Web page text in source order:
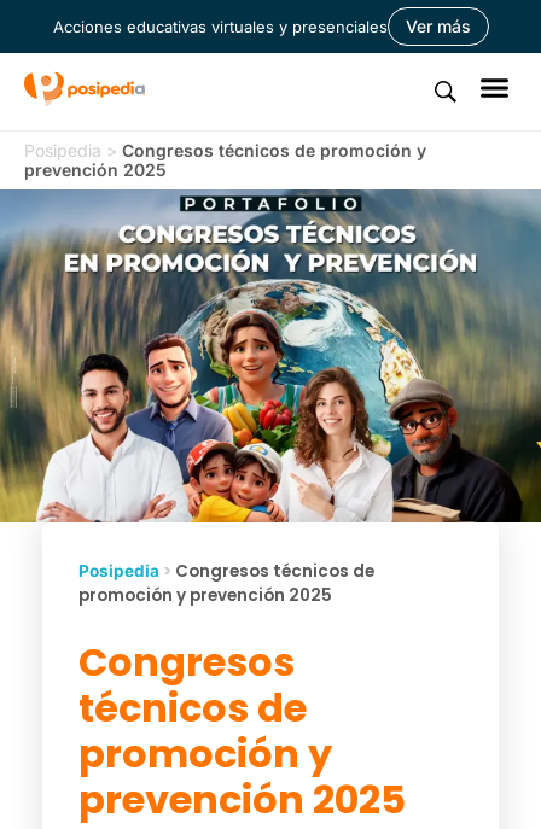
Acciones educativas virtuales y presenciales Ver más
Posipedia > Congresos técnicos de promoción y
prevención 2025
Posipedia > Congresos técnicos de
promoción y prevención 2025
Congresos
técnicos de
promoción y
prevención 2025